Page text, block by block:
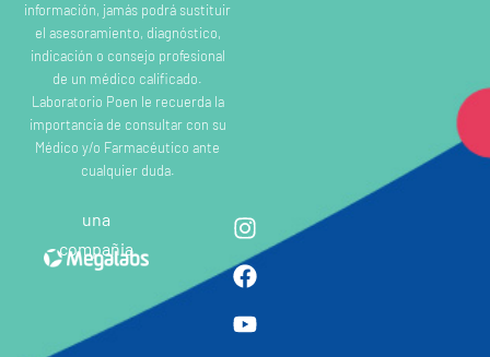
información, jamás podrá sustituir
el asesoramiento, diagnóstico,
indicación o consejo profesional
de un médico calificado.
Laboratorio Poen le recuerda la
importancia de consultar con su
Médico y/o Farmacéutico ante
cualquier duda.
una
compañia